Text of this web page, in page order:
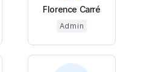
Florence Carré
Admin